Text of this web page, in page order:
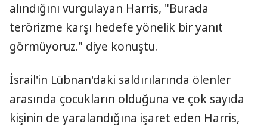
alındığını vurgulayan Harris, "Burada
terörizme karşı hedefe yönelik bir yanıt
görmüyoruz." diye konuştu.
İsrail'in Lübnan'daki saldırılarında ölenler
arasında çocukların olduğuna ve çok sayıda
kişinin de yaralandığına işaret eden Harris,